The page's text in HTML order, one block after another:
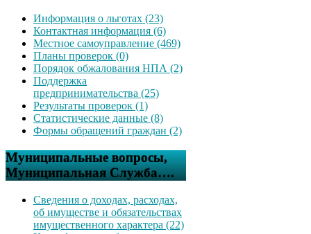
Информация о льготах (23)
Контактная информация (6)
Местное самоуправление (469)
Планы проверок (0)
Порядок обжалования НПА (2)
Поддержка
предпринимательства (25)
Результаты проверок (1)
Статистические данные (8)
Формы обращений граждан (2)
Муниципальные вопросы,
Муниципальная Служба….
Сведения о доходах, расходах,
об имуществе и обязательствах
имущественного характера (22)